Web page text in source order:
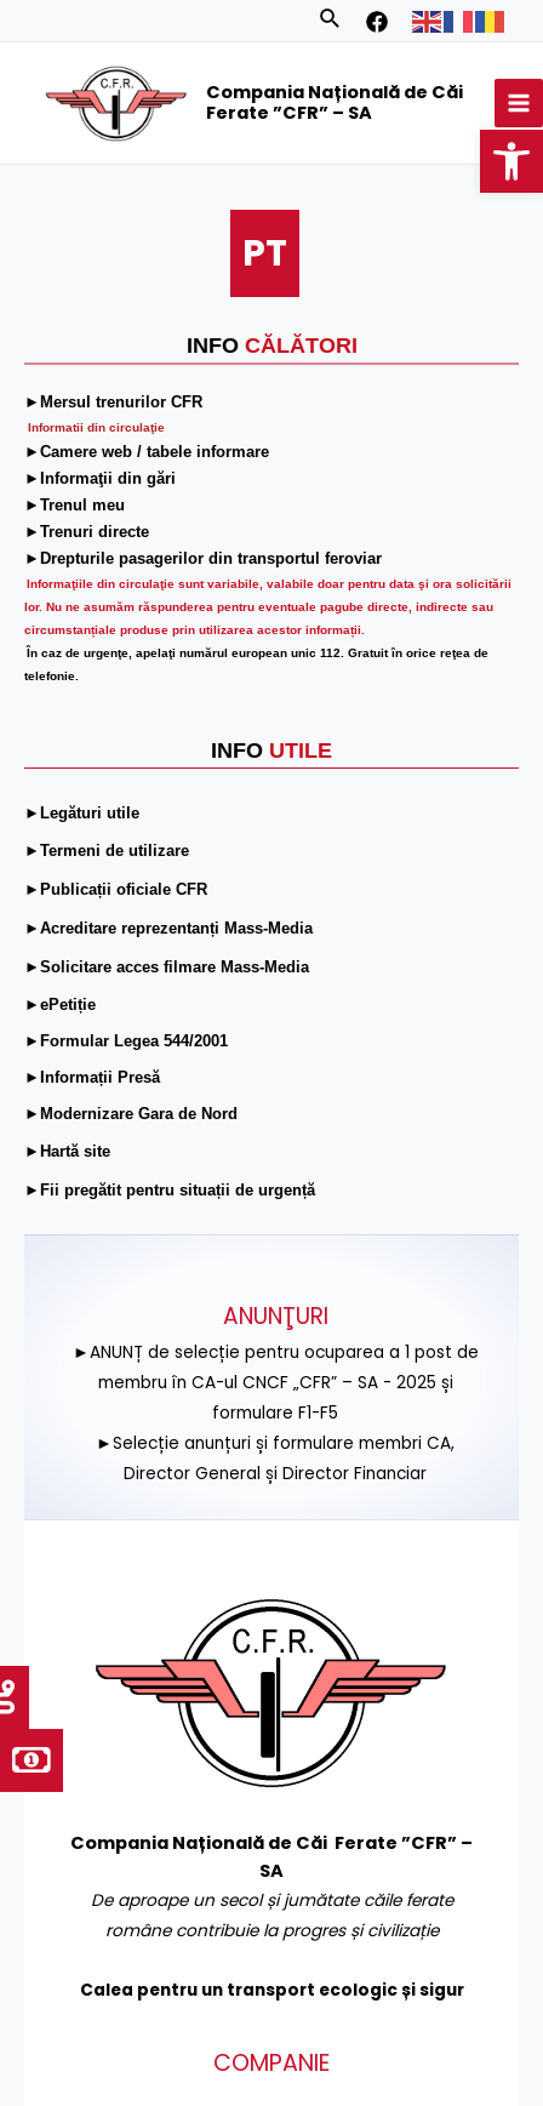
Search
Compania Națională de Căi
Ferate ”CFR” – SA
INFO CĂLĂTORI
►Mersul trenurilor CFR
Informatii din circulaţie
►Camere web / tabele informare
►Informaţii din gări
►Trenul meu
►Trenuri directe
►Drepturile pasagerilor din transportul feroviar
Informaţiile din circulaţie sunt variabile, valabile doar pentru data şi ora solicitării
lor. Nu ne asumăm răspunderea pentru eventuale pagube directe, indirecte sau
circumstanțiale produse prin utilizarea acestor informații.
În caz de urgenţe, apelaţi numărul european unic 112. Gratuit în orice reţea de
telefonie.
INFO UTILE
►Legături utile
►Termeni de utilizare
►Publicații oficiale CFR
►Acreditare reprezentanți Mass-Media
►Solicitare acces filmare Mass-Media
►ePetiție
►Formular Legea 544/2001
►Informații Presă
►Modernizare Gara de Nord
►Hartă site
►Fii pregătit pentru situații de urgență
PT
ANUNŢURI
►ANUNȚ de selecție pentru ocuparea a 1 post de
membru în CA-ul CNCF „CFR” – SA - 2025 și
formulare F1-F5
►Selecție anunțuri și formulare membri CA,
Director General și Director Financiar
Compania Națională de Căi Ferate ”CFR” –
SA
De aproape un secol și jumătate căile ferate
române contribuie la progres și civilizație
Calea pentru un transport ecologic și sigur
COMPANIE